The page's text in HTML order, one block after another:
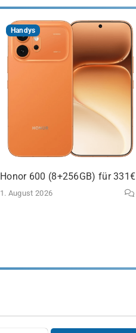
Handys
Honor 600 (8+256GB) für 331€
1. August 2026